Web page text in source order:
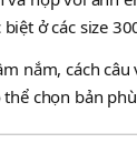
ở các size
nắm, cách
chọn bản